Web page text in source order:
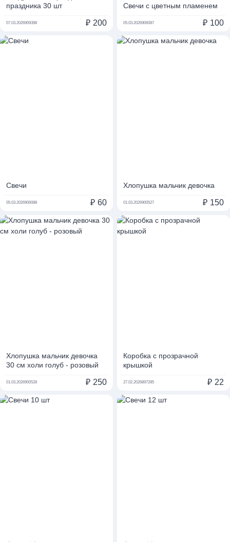
праздника 30 шт
07.03.2026909398 ₽ 200
Свечи с цветным пламенем
05.03.2026906087 ₽ 100
Свечи
05.03.2026906088 ₽ 60
Хлопушка мальчик девочка
01.03.2026900527 ₽ 150
Хлопушка мальчик девочка
30 см холи голуб - розовый
01.03.2026900528 ₽ 250
Коробка с прозрачной
крышкой
27.02.2026897285 ₽ 22